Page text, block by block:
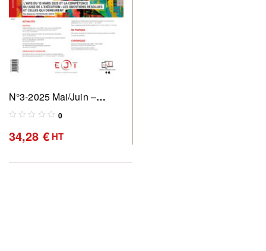
N°3-2025 Mai/Juin –
Revue des commissaires
perspectives
0
34,28 €HT